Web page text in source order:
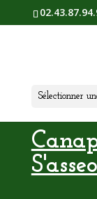
Sélectionner